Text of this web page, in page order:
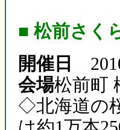
■ 松前さく
開催日
会場松前町
◇北海道の